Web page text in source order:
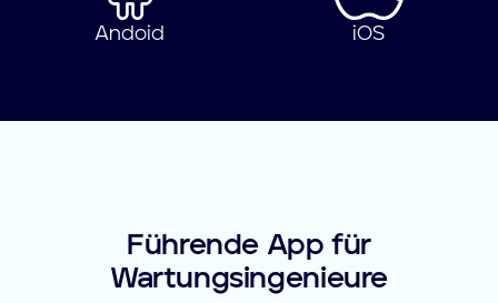
Andoid iOS
Führende App für
Wartungsingenieure